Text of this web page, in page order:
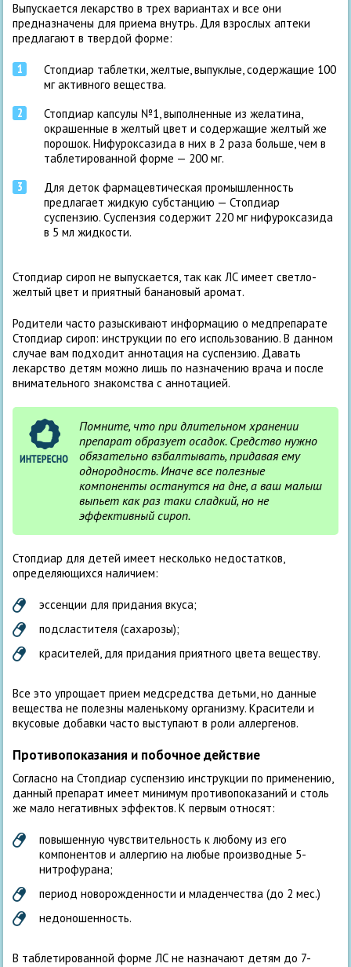
Выпускается лекарство в трех вариантах и все они
предназначены для приема внутрь. Для взрослых аптеки
предлагают в твердой форме:
Стопдиар таблетки, желтые, выпуклые, содержащие 100
мг активного вещества.
Стопдиар капсулы №1, выполненные из желатина,
окрашенные в желтый цвет и содержащие желтый же
порошок. Нифуроксазида в них в 2 раза больше, чем в
таблетированной форме — 200 мг.
Для деток фармацевтическая промышленность
предлагает жидкую субстанцию — Стопдиар
суспензию. Суспензия содержит 220 мг нифуроксазида
в 5 мл жидкости.
Стопдиар сироп не выпускается, так как ЛС имеет светло-
желтый цвет и приятный банановый аромат.
Родители часто разыскивают информацию о медпрепарате
Стопдиар сироп: инструкции по его использованию. В данном
случае вам подходит аннотация на суспензию. Давать
лекарство детям можно лишь по назначению врача и после
внимательного знакомства с аннотацией.
Помните, что при длительном хранении
препарат образует осадок. Средство нужно
обязательно взбалтывать, придавая ему
однородность. Иначе все полезные
компоненты останутся на дне, а ваш малыш
выпьет как раз таки сладкий, но не
эффективный сироп.
Стопдиар для детей имеет несколько недостатков,
определяющихся наличием:
эссенции для придания вкуса;
подсластителя (сахарозы);
красителей, для придания приятного цвета веществу.
Все это упрощает прием медсредства детьми, но данные
вещества не полезны маленькому организму. Красители и
вкусовые добавки часто выступают в роли аллергенов.
Противопоказания и побочное действие
Согласно на Стопдиар суспензию инструкции по применению,
данный препарат имеет минимум противопоказаний и столь
же мало негативных эффектов. К первым относят:
повышенную чувствительность к любому из его
компонентов и аллергию на любые производные 5-
нитрофурана;
период новорожденности и младенчества (до 2 мес.)
недоношенность.
В таблетированной форме ЛС не назначают детям до 7-